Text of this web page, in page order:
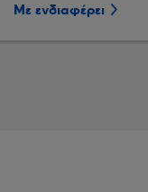
Με ενδιαφέρει